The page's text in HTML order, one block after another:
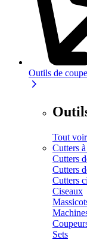
Outils de coupe
Tout voir
Cutters
Cutters
Cutters
Cutters
Ciseaux
Sets